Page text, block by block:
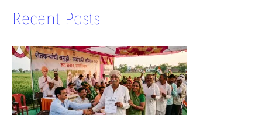
Recent Posts